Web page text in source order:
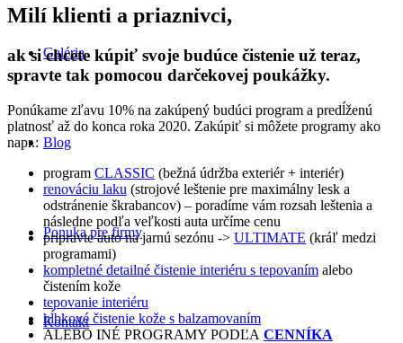
Galéria
Blog
Ponuka pre firmy
Kontakt
Milí klienti a priaznivci,
ak si chcete kúpiť svoje budúce čistenie už teraz,
spravte tak pomocou darčekovej poukážky.
Ponúkame zľavu 10% na zakúpený budúci program a predĺženú
platnosť až do konca roka 2020. Zakúpiť si môžete programy ako
napr.:
program CLASSIC (bežná údržba exteriér + interiér)
renováciu laku (strojové leštenie pre maximálny lesk a
odstránenie škrabancov) – poradíme vám rozsah leštenia a
následne podľa veľkosti auta určíme cenu
pripravte auto na jarnú sezónu -> ULTIMATE (kráľ medzi
programami)
kompletné detailné čistenie interiéru s tepovaním alebo
čistením kože
tepovanie interiéru
hĺbkové čistenie kože s balzamovaním
ALEBO INÉ PROGRAMY PODĽA CENNÍKA